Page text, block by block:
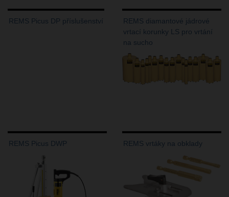
REMS Picus DP příslušenství
REMS diamantové jádrové
vrtací korunky LS pro vrtání
na sucho
REMS Picus DWP REMS vrtáky na obklady